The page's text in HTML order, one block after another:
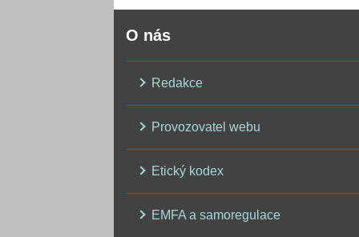
O nás
Redakce
Provozovatel webu
Etický kodex
EMFA a samoregulace